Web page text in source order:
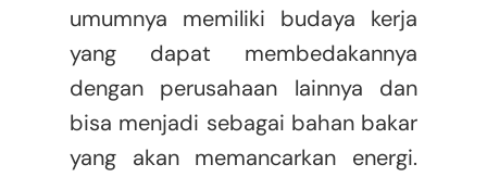
umumnya memiliki budaya kerja
yang dapat membedakannya
dengan perusahaan lainnya dan
bisa menjadi sebagai bahan bakar
yang akan memancarkan energi.